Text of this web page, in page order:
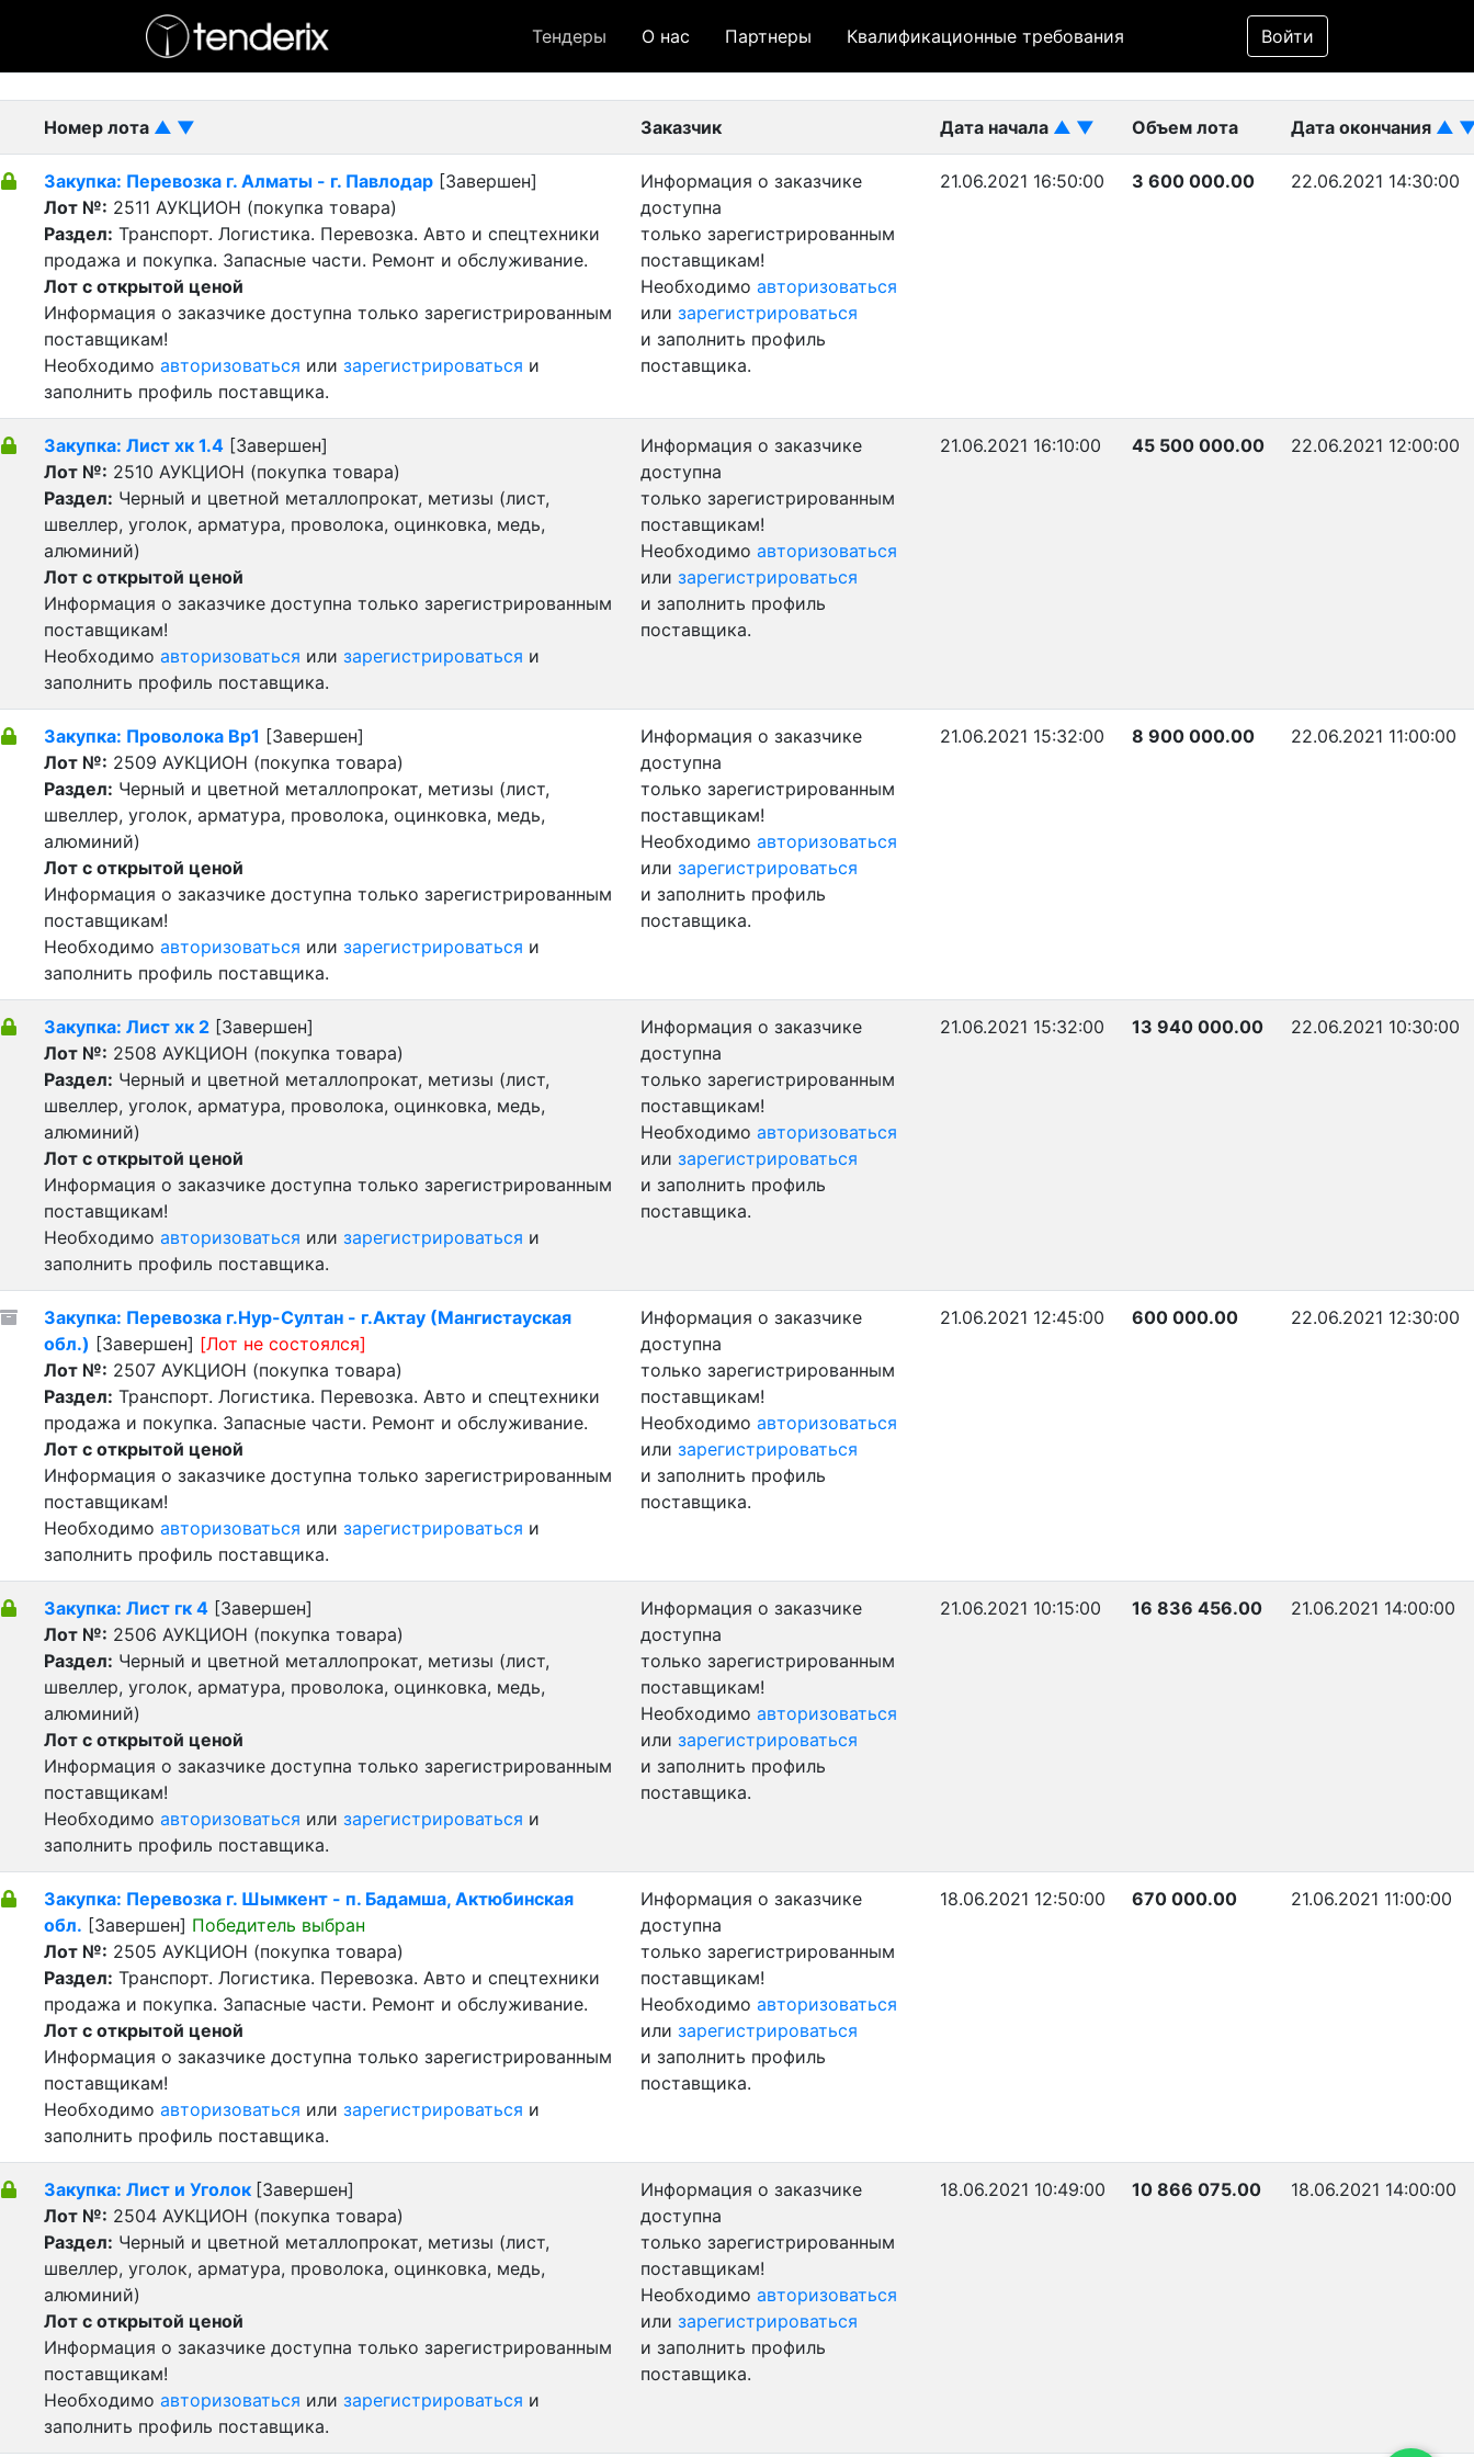
Тендеры О нас Партнеры Квалификационные требования Войти
Фильтр
- Завершенный лот
Номер лота ▲ ▼ Заказчик Дата начала ▲ ▼ Объем лота Дата окончания ▲
Закупка: Перевозка г. Алматы - г. Павлодар [Завершен]
Лот №: 2511 АУКЦИОН (покупка товара)
Раздел: Транспорт. Логистика. Перевозка. Авто и спецтехники
продажа и покупка. Запасные части. Ремонт и обслуживание.
Лот с открытой ценой
Информация о заказчике доступна только зарегистрированным
поставщикам!
Необходимо авторизоваться или зарегистрироваться и
заполнить профиль поставщика.
Информация о заказчике
доступна
только зарегистрированным
поставщикам!
Необходимо авторизоваться
или зарегистрироваться
и заполнить профиль
поставщика.
21.06.2021 16:50:00 3 600 000.00 22.06.2021 14:30:00
Закупка: Лист хк 1.4 [Завершен]
Лот №: 2510 АУКЦИОН (покупка товара)
Раздел: Черный и цветной металлопрокат, метизы (лист,
швеллер, уголок, арматура, проволока, оцинковка, медь,
алюминий)
Лот с открытой ценой
Информация о заказчике доступна только зарегистрированным
поставщикам!
Необходимо авторизоваться или зарегистрироваться и
заполнить профиль поставщика.
Информация о заказчике
доступна
только зарегистрированным
поставщикам!
Необходимо авторизоваться
или зарегистрироваться
и заполнить профиль
поставщика.
21.06.2021 16:10:00 45 500 000.00 22.06.2021 12:00:00
Закупка: Проволока Вр1 [Завершен]
Лот №: 2509 АУКЦИОН (покупка товара)
Раздел: Черный и цветной металлопрокат, метизы (лист,
швеллер, уголок, арматура, проволока, оцинковка, медь,
алюминий)
Лот с открытой ценой
Информация о заказчике доступна только зарегистрированным
поставщикам!
Необходимо авторизоваться или зарегистрироваться и
заполнить профиль поставщика.
Информация о заказчике
доступна
только зарегистрированным
поставщикам!
Необходимо авторизоваться
или зарегистрироваться
и заполнить профиль
поставщика.
21.06.2021 15:32:00 8 900 000.00 22.06.2021 11:00:00
Закупка: Лист хк 2 [Завершен]
Лот №: 2508 АУКЦИОН (покупка товара)
Раздел: Черный и цветной металлопрокат, метизы (лист,
швеллер, уголок, арматура, проволока, оцинковка, медь,
алюминий)
Лот с открытой ценой
Информация о заказчике доступна только зарегистрированным
поставщикам!
Необходимо авторизоваться или зарегистрироваться и
заполнить профиль поставщика.
Информация о заказчике
доступна
только зарегистрированным
поставщикам!
Необходимо авторизоваться
или зарегистрироваться
и заполнить профиль
поставщика.
21.06.2021 15:32:00 13 940 000.00 22.06.2021 10:30:00
Закупка: Перевозка г.Нур-Султан - г.Актау (Мангистауская
обл.) [Завершен] [Лот не состоялся]
Лот №: 2507 АУКЦИОН (покупка товара)
Раздел: Транспорт. Логистика. Перевозка. Авто и спецтехники
продажа и покупка. Запасные части. Ремонт и обслуживание.
Лот с открытой ценой
Информация о заказчике доступна только зарегистрированным
поставщикам!
Необходимо авторизоваться или зарегистрироваться и
заполнить профиль поставщика.
Информация о заказчике
доступна
только зарегистрированным
поставщикам!
Необходимо авторизоваться
или зарегистрироваться
и заполнить профиль
поставщика.
21.06.2021 12:45:00 600 000.00 22.06.2021 12:30:00
Закупка: Лист гк 4 [Завершен]
Лот №: 2506 АУКЦИОН (покупка товара)
Раздел: Черный и цветной металлопрокат, метизы (лист,
швеллер, уголок, арматура, проволока, оцинковка, медь,
алюминий)
Лот с открытой ценой
Информация о заказчике доступна только зарегистрированным
поставщикам!
Необходимо авторизоваться или зарегистрироваться и
заполнить профиль поставщика.
Информация о заказчике
доступна
только зарегистрированным
поставщикам!
Необходимо авторизоваться
или зарегистрироваться
и заполнить профиль
поставщика.
21.06.2021 10:15:00 16 836 456.00 21.06.2021 14:00:00
Закупка: Перевозка г. Шымкент - п. Бадамша, Актюбинская
обл. [Завершен] Победитель выбран
Лот №: 2505 АУКЦИОН (покупка товара)
Раздел: Транспорт. Логистика. Перевозка. Авто и спецтехники
продажа и покупка. Запасные части. Ремонт и обслуживание.
Лот с открытой ценой
Информация о заказчике доступна только зарегистрированным
поставщикам!
Необходимо авторизоваться или зарегистрироваться и
заполнить профиль поставщика.
Информация о заказчике
доступна
только зарегистрированным
поставщикам!
Необходимо авторизоваться
или зарегистрироваться
и заполнить профиль
поставщика.
18.06.2021 12:50:00 670 000.00 21.06.2021 11:00:00
Закупка: Лист и Уголок [Завершен]
Лот №: 2504 АУКЦИОН (покупка товара)
Раздел: Черный и цветной металлопрокат, метизы (лист,
швеллер, уголок, арматура, проволока, оцинковка, медь,
алюминий)
Лот с открытой ценой
Информация о заказчике доступна только зарегистрированным
поставщикам!
Необходимо авторизоваться или зарегистрироваться и
заполнить профиль поставщика.
Информация о заказчике
доступна
только зарегистрированным
поставщикам!
Необходимо авторизоваться
или зарегистрироваться
и заполнить профиль
поставщика.
18.06.2021 10:49:00 10 866 075.00 18.06.2021 14:00:00